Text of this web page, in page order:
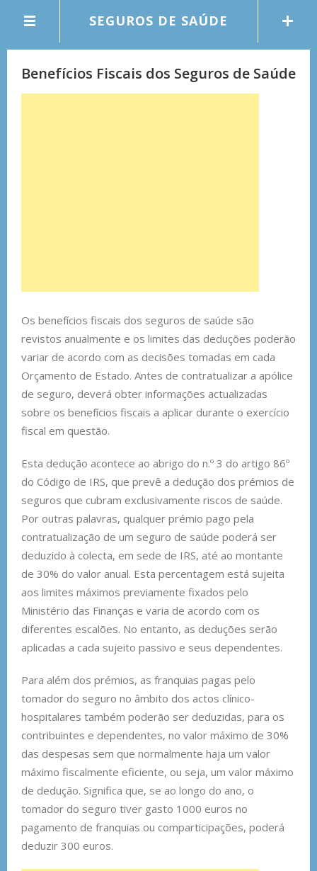
SEGUROS DE SAÚDE
Benefícios Fiscais dos Seguros de Saúde
Os benefícios fiscais dos seguros de saúde são
revistos anualmente e os limites das deduções poderão
variar de acordo com as decisões tomadas em cada
Orçamento de Estado. Antes de contratualizar a apólice
de seguro, deverá obter informações actualizadas
sobre os benefícios fiscais a aplicar durante o exercício
fiscal em questão.
Esta dedução acontece ao abrigo do n.º 3 do artigo 86º
do Código de IRS, que prevê a dedução dos prémios de
seguros que cubram exclusivamente riscos de saúde.
Por outras palavras, qualquer prémio pago pela
contratualização de um seguro de saúde poderá ser
deduzido à colecta, em sede de IRS, até ao montante
de 30% do valor anual. Esta percentagem está sujeita
aos limites máximos previamente fixados pelo
Ministério das Finanças e varia de acordo com os
diferentes escalões. No entanto, as deduções serão
aplicadas a cada sujeito passivo e seus dependentes.
Para além dos prémios, as franquias pagas pelo
tomador do seguro no âmbito dos actos clínico-
hospitalares também poderão ser deduzidas, para os
contribuintes e dependentes, no valor máximo de 30%
das despesas sem que normalmente haja um valor
máximo fiscalmente eficiente, ou seja, um valor máximo
de dedução. Significa que, se ao longo do ano, o
tomador do seguro tiver gasto 1000 euros no
pagamento de franquias ou comparticipações, poderá
deduzir 300 euros.